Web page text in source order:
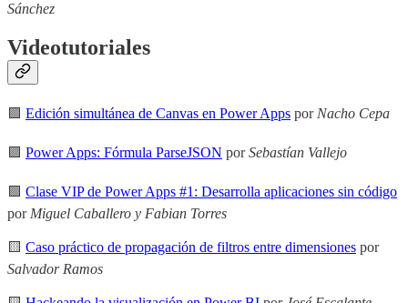
Sánchez
Videotutoriales
🟪 Edición simultánea de Canvas en Power Apps por Nacho Cepa
🟪 Power Apps: Fórmula ParseJSON porSebastían Vallejo
🟪 Clase VIP de Power Apps #1: Desarrolla aplicaciones sin código
por Miguel Caballero y Fabian Torres
🟨 Caso práctico de propagación de filtros entre dimensiones por
Salvador Ramos